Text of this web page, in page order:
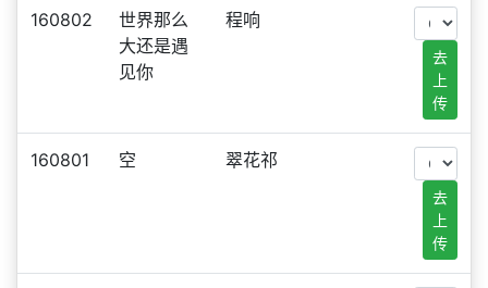
160802
世界那么
大还是遇
见你
程响
去
上
传
160801 空 翠花祁
去
上
传